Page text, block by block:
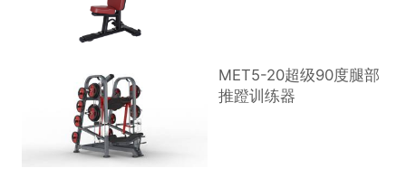
MET5-20超级90度腿部
推蹬训练器